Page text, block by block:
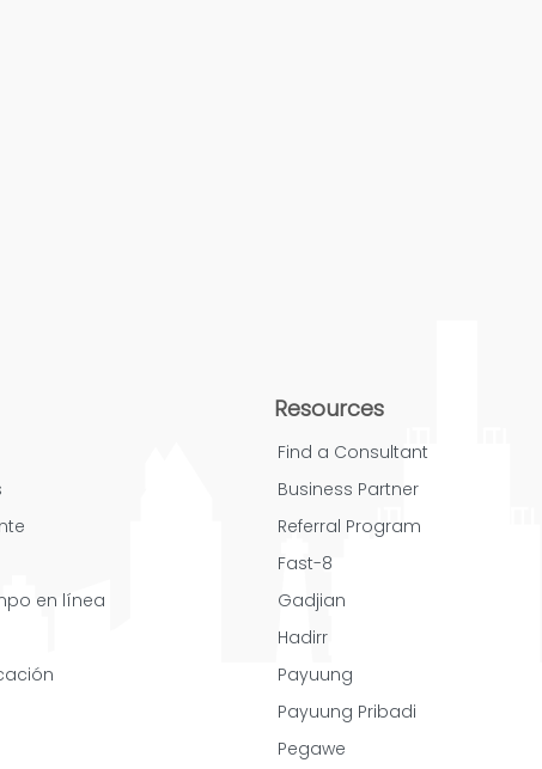
en línea
Resources
Find a Consultant
Business Partner
Referral Program
Fast-8
Gadjian
Hadirr
Payuung
Payuung Pribadi
Pegawe